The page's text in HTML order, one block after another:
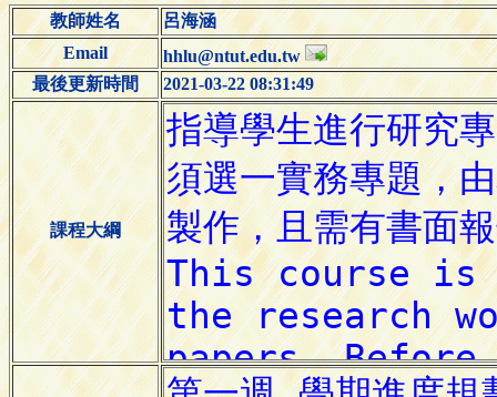
教師姓名
呂海涵
Email
hhlu@ntut.edu.tw
最後更新時間
2021-03-22 08:31:49
課程大綱